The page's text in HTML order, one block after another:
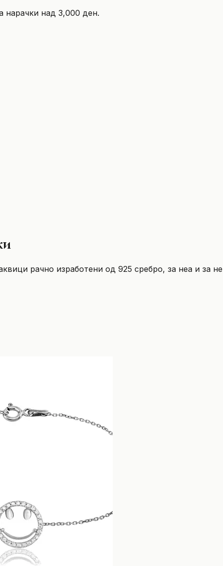
нарачки над 3,000 ден.
рачно изработени од 925 сребро, за неа и за